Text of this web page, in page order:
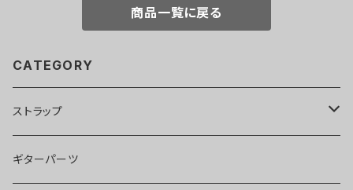
商品一覧に戻る
CATEGORY
ストラップ
llama40
ギターパーツ